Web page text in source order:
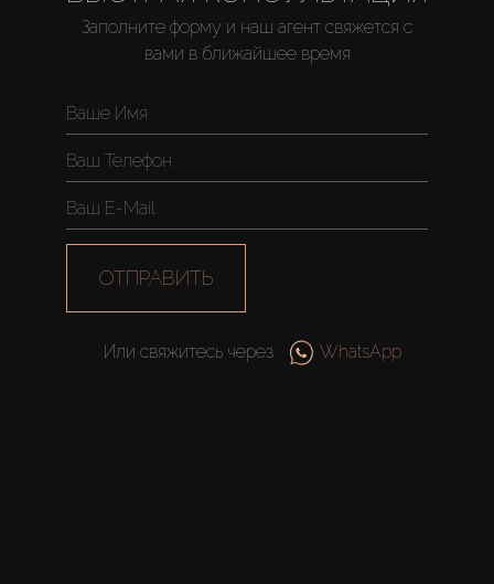
Заполните форму и наш агент свяжется с
вами в ближайшее время
ОТПРАВИТЬ
Или свяжитесь через WhatsApp